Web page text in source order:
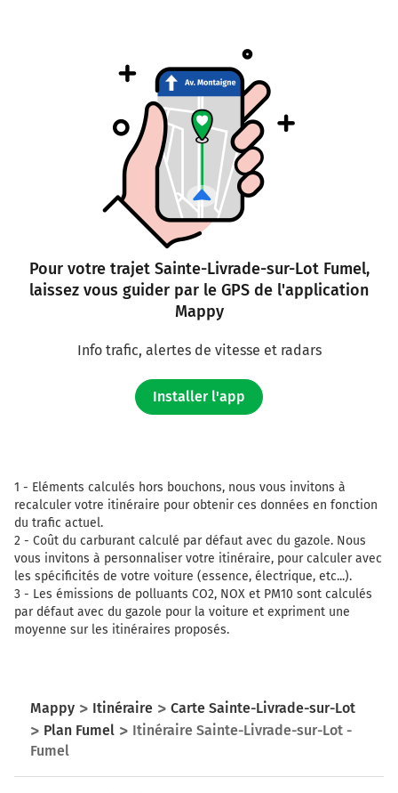
Pour votre trajet Sainte-Livrade-sur-Lot Fumel,
laissez vous guider par le GPS de l'application
Mappy
Info trafic, alertes de vitesse et radars
Installer l'app
1 - Eléments calculés hors bouchons, nous vous invitons à
recalculer votre itinéraire pour obtenir ces données en fonction
du trafic actuel.
2 - Coût du carburant calculé par défaut avec du gazole. Nous
vous invitons à personnaliser votre itinéraire, pour calculer avec
les spécificités de votre voiture (essence, électrique, etc...).
3 - Les émissions de polluants CO2, NOX et PM10 sont calculés
par défaut avec du gazole pour la voiture et expriment une
moyenne sur les itinéraires proposés.
Mappy Itinéraire
Carte Sainte-Livrade-sur-Lot
Plan Fumel
Itinéraire Sainte-Livrade-sur-Lot -
Fumel